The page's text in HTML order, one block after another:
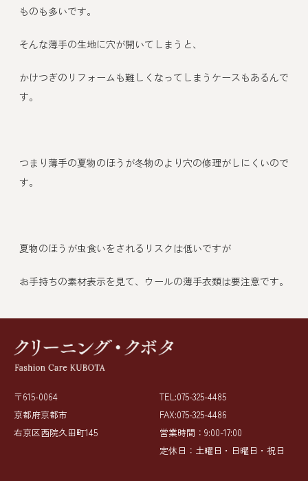
ものも多いです。
そんな薄手の生地に穴が開いてしまうと、
かけつぎのリフォームも難しくなってしまうケースもあるんで
す。
つまり薄手の夏物のほうが冬物のより穴の修理がしにくいので
す。
夏物のほうが虫食いをされるリスクは低いですが
お手持ちの素材表示を見て、ウールの薄手衣類は要注意です。
〒615-0064
京都府京都市
右京区西院久田町145
TEL:075-325-4485
FAX:075-325-4486
営業時間：9:00-17:00
定休日：土曜日・日曜日・祝日